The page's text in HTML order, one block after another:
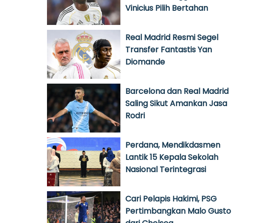
Vinicius Pilih Bertahan
Real Madrid Resmi Segel
Transfer Fantastis Yan
Diomande
Barcelona dan Real Madrid
Saling Sikut Amankan Jasa
Rodri
Perdana, Mendikdasmen
Lantik 15 Kepala Sekolah
Nasional Terintegrasi
Cari Pelapis Hakimi, PSG
Pertimbangkan Malo Gusto